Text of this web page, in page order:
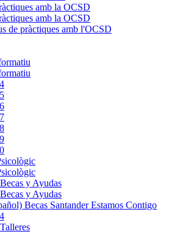
amb la OCSD
amb la OCSD
de pràctiques amb l'OCSD
y Ayudas
y Ayudas
Becas Santander Estamos Contigo